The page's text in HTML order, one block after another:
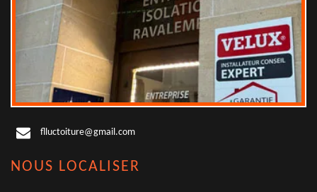
flluctoiture@gmail.com
NOUS LOCALISER